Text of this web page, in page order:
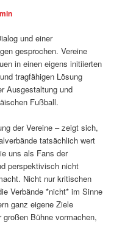
und einer
gesprochen. Vereine
in einen eigens initiierten
tragfähigen Lösung
Ausgestaltung und
Fußball.
der Vereine – zeigt sich,
tatsächlich wert
uns als Fans der
perspektivisch nicht
Nicht nur kritischen
Verbände *nicht* im Sinne
ganz eigene Ziele
Bühne vormachen,